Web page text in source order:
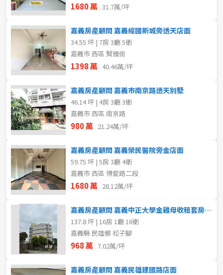
1680 萬 31.7萬/坪
嘉義房產顧問 嘉義經國新城旁透天店面
34.55 坪 | 7房 3廳 5衛
嘉義市 西區 賢雅街
1398 萬 40.46萬/坪
嘉義房產顧問 嘉義市南京路透天別墅
46.14 坪 | 4房 3廳 3衛
嘉義市 西區 南京路
980 萬 21.24萬/坪
嘉義房產顧問 嘉義榮民醫院旁金店面
59.75 坪 | 5房 3廳 4衛
嘉義市 西區 博愛路二段
1680 萬 28.12萬/坪
嘉義房產顧問 嘉義中正大學金雞母收租套房16間
137.8 坪 | 16房 1廳 16衛
嘉義縣 民雄鄉 松子腳
968 萬 7.02萬/坪
嘉義房產顧問 嘉義民雄建國路店面